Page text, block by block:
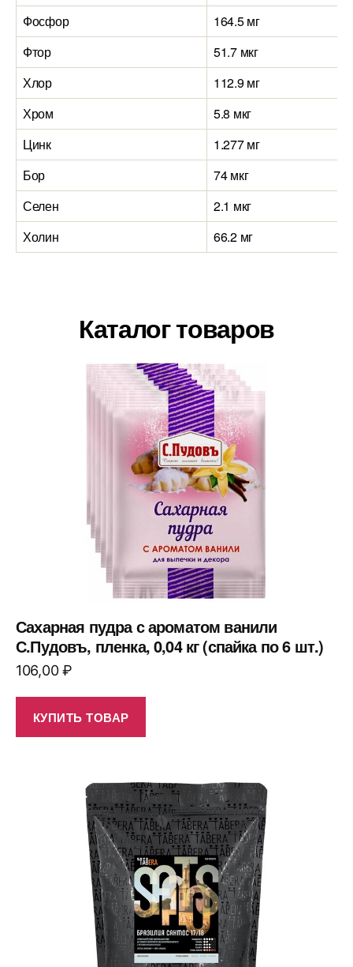
Фосфор
164.5 мг
Фтор
51.7 мкг
Хлор
112.9 мг
Хром
5.8 мкг
Цинк
1.277 мг
Бор
74 мкг
Селен
2.1 мкг
Холин
66.2 мг
Каталог товаров
Сахарная пудра с ароматом ванили
С.Пудовъ, пленка, 0,04 кг (спайка по 6 шт.)
106,00₽
КУПИТЬ ТОВАР